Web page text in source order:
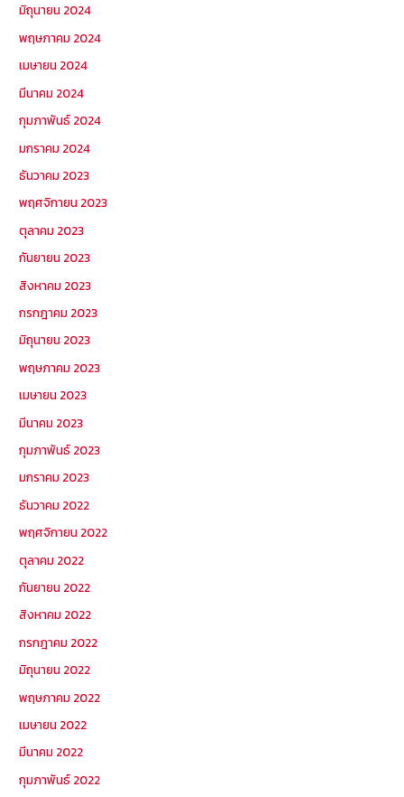
มิถุนายน 2024
พฤษภาคม 2024
เมษายน 2024
มีนาคม 2024
กุมภาพันธ์ 2024
มกราคม 2024
ธันวาคม 2023
พฤศจิกายน 2023
ตุลาคม 2023
กันยายน 2023
สิงหาคม 2023
กรกฎาคม 2023
มิถุนายน 2023
พฤษภาคม 2023
เมษายน 2023
มีนาคม 2023
กุมภาพันธ์ 2023
มกราคม 2023
ธันวาคม 2022
พฤศจิกายน 2022
ตุลาคม 2022
กันยายน 2022
สิงหาคม 2022
กรกฎาคม 2022
มิถุนายน 2022
พฤษภาคม 2022
เมษายน 2022
มีนาคม 2022
กุมภาพันธ์ 2022